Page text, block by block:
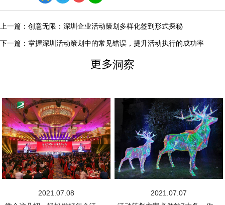
上一篇：创意无限：深圳企业活动策划多样化签到形式探秘
下一篇：掌握深圳活动策划中的常见错误，提升活动执行的成功率
更多洞察
2021.07.08
2021.07.07